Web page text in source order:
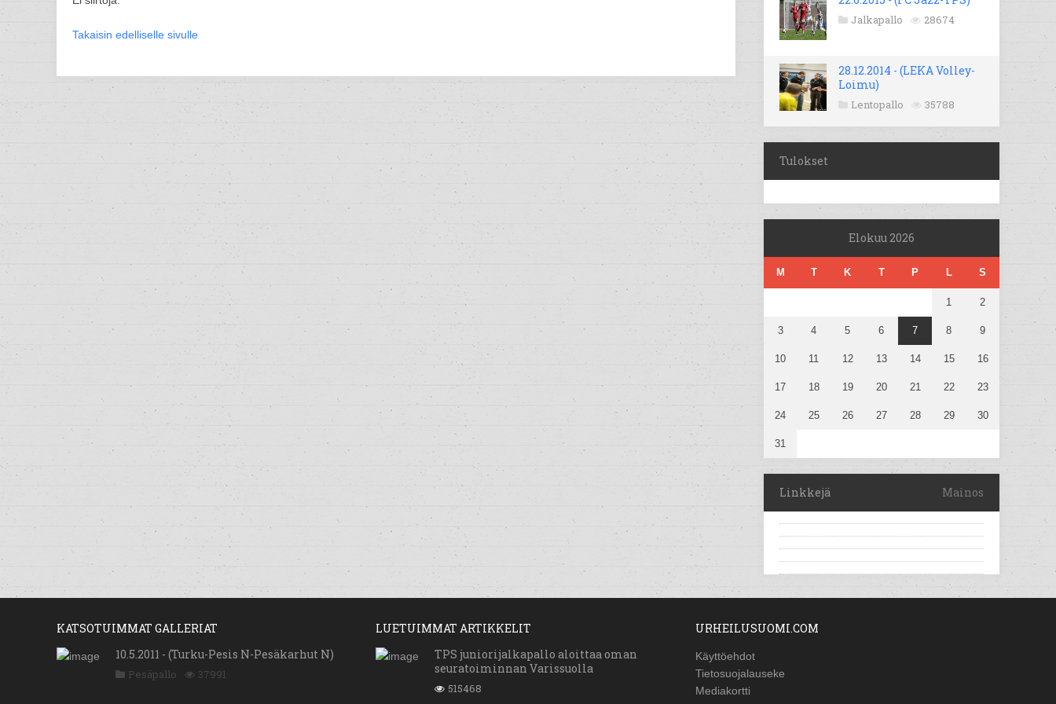
Takaisin edelliselle sivulle
Jalkapallo 28674
28.12.2014 - (LEKA Volley-
Loimu)
Lentopallo 35788
Tulokset
Elokuu 2026
M T K T P L S
1 2
3 4 5 6 7 8 9
10 11 12 13 14 15 16
17 18 19 20 21 22 23
24 25 26 27 28 29 30
31
Linkkejä Mainos
KATSOTUIMMAT GALLERIAT
10.5.2011 - (Turku-Pesis N-Pesäkarhut N)
Pesäpallo 37991
LUETUIMMAT ARTIKKELIT
TPS juniorijalkapallo aloittaa oman
seuratoiminnan Varissuolla
515468
URHEILUSUOMI.COM
Käyttöehdot
Tietosuojalauseke
Mediakortti